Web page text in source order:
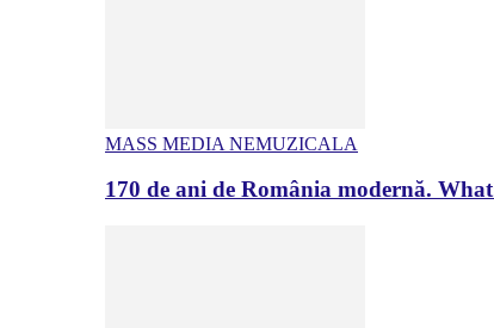
MASS MEDIA NEMUZICALA
170 de ani de România modernă.